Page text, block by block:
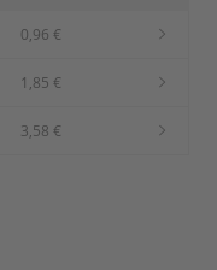
0,96 €
1,85 €
3,58 €